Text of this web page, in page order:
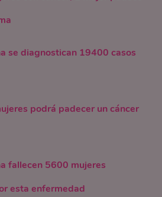
se diagnostican 19400 casos
podrá padecer un cáncer
fallecen 5600 mujeres
esta enfermedad